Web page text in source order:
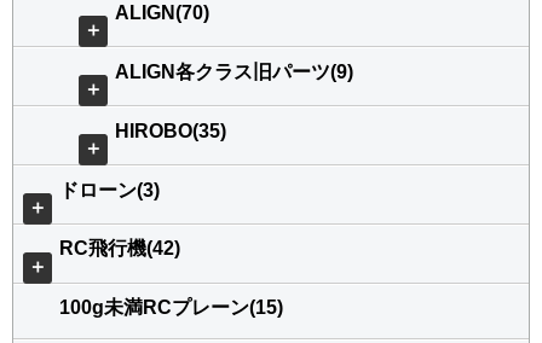
＋
ALIGN(70)
＋
ALIGN各クラス旧パーツ(9)
＋
HIROBO(35)
＋
ドローン(3)
＋
RC飛行機(42)
100g未満RCプレーン(15)